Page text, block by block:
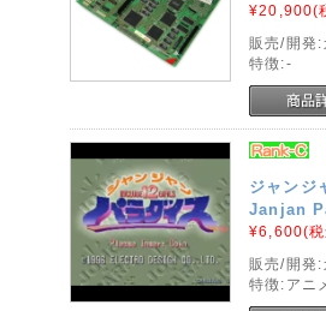
¥20,900(
販売/開発:
特徴:-
ジャンジ
Janjan
¥6,600(
販売/開発:
特徴:アニ